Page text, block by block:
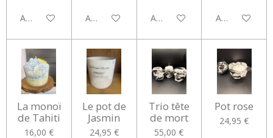
Ajouter au panierAjouter au panierAjouter au panierAjouter au
La monoï
de Tahiti
16,00 €
Le pot de
Jasmin
24,95 €
Trio tête
de mort
55,00 €
Pot rose
24,95 €